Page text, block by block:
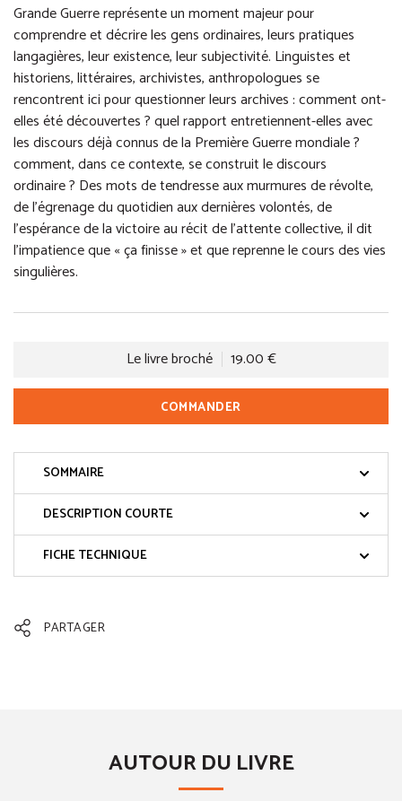
Grande Guerre représente un moment majeur pour
comprendre et décrire les gens ordinaires, leurs pratiques
langagières, leur existence, leur subjectivité. Linguistes et
historiens, littéraires, archivistes, anthropologues se
rencontrent ici pour questionner leurs archives : comment ont-
elles été découvertes ? quel rapport entretiennent-elles avec
les discours déjà connus de la Première Guerre mondiale ?
comment, dans ce contexte, se construit le discours
ordinaire ? Des mots de tendresse aux murmures de révolte,
de l’égrenage du quotidien aux dernières volontés, de
l’espérance de la victoire au récit de l’attente collective, il dit
l’impatience que « ça finisse » et que reprenne le cours des vies
singulières.
Le livre broché 19.00 €
COMMANDER
SOMMAIRE
DESCRIPTION COURTE
FICHE TECHNIQUE
PARTAGER
AUTOUR DU LIVRE